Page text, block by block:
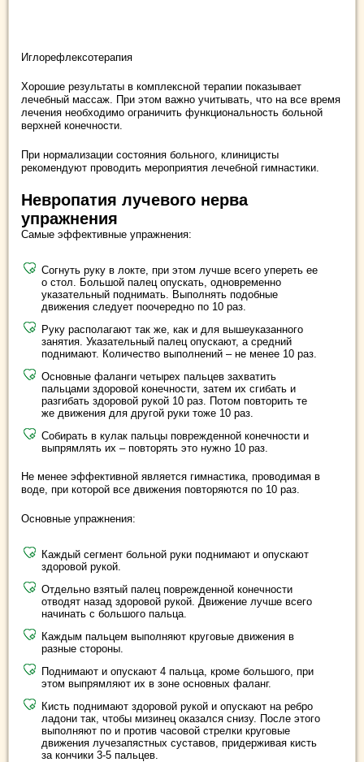
Иглорефлексотерапия
Хорошие результаты в комплексной терапии показывает
лечебный массаж. При этом важно учитывать, что на все время
лечения необходимо ограничить функциональность больной
верхней конечности.
При нормализации состояния больного, клиницисты
рекомендуют проводить мероприятия лечебной гимнастики.
Невропатия лучевого нерва
упражнения
Самые эффективные упражнения:
Согнуть руку в локте, при этом лучше всего упереть ее
о стол. Большой палец опускать, одновременно
указательный поднимать. Выполнять подобные
движения следует поочередно по 10 раз.
Руку располагают так же, как и для вышеуказанного
занятия. Указательный палец опускают, а средний
поднимают. Количество выполнений – не менее 10 раз.
Основные фаланги четырех пальцев захватить
пальцами здоровой конечности, затем их сгибать и
разгибать здоровой рукой 10 раз. Потом повторить те
же движения для другой руки тоже 10 раз.
Собирать в кулак пальцы поврежденной конечности и
выпрямлять их – повторять это нужно 10 раз.
Не менее эффективной является гимнастика, проводимая в
воде, при которой все движения повторяются по 10 раз.
Основные упражнения:
Каждый сегмент больной руки поднимают и опускают
здоровой рукой.
Отдельно взятый палец поврежденной конечности
отводят назад здоровой рукой. Движение лучше всего
начинать с большого пальца.
Каждым пальцем выполняют круговые движения в
разные стороны.
Поднимают и опускают 4 пальца, кроме большого, при
этом выпрямляют их в зоне основных фаланг.
Кисть поднимают здоровой рукой и опускают на ребро
ладони так, чтобы мизинец оказался снизу. После этого
выполняют по и против часовой стрелки круговые
движения лучезапястных суставов, придерживая кисть
за кончики 3-5 пальцев.